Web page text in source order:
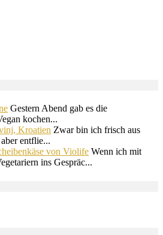
Gestern Abend gab es die
kochen...
Kroatien Zwar bin ich frisch aus
entflie...
von Violife Wenn ich mit
ins Gespräc...